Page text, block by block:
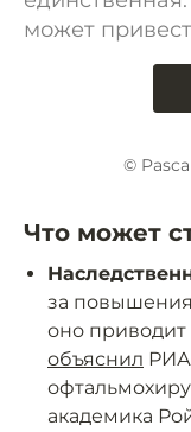
может
©
Что может
за
оно приводит
объяснил
академика